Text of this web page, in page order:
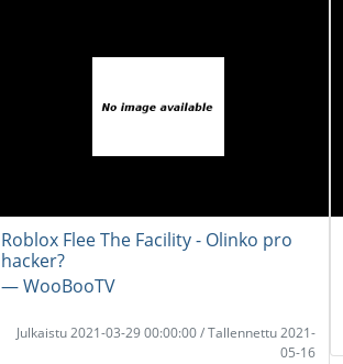
Roblox Flee The Facility - Olinko pro
hacker?
― WooBooTV
Julkaistu 2021-03-29 00:00:00 / Tallennettu 2021-
05-16